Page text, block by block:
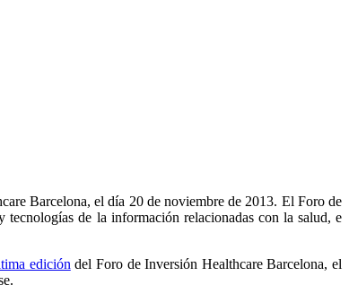
Barcelona, el día 20 de noviembre de 2013. El Foro de
tecnologías de la información relacionadas con la salud, e
edicióndel Foro de Inversión Healthcare Barcelona, el